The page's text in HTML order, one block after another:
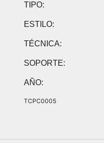
TIPO:
ESTILO:
TÉCNICA:
SOPORTE:
AÑO:
TCPC0005